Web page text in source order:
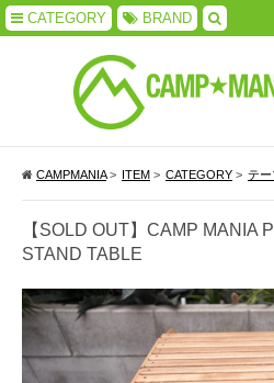
CATEGORY BRAND
CAMPMANIA> ITEM > CATEGORY > テー
【SOLD OUT】CAMP MANIA
STAND TABLE